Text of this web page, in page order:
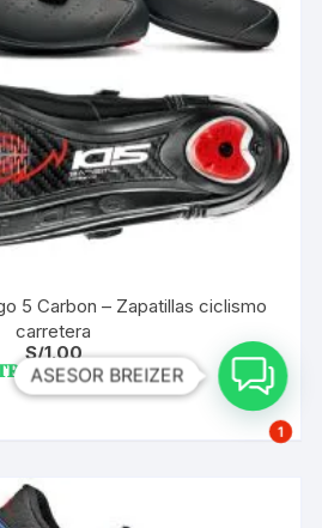
5 Carbon – Zapatillas ciclismo
carretera
S/1.00
𝐀 𝐏𝐄𝐃𝐈𝐃𝐎🔔
ASESOR BREIZER
1